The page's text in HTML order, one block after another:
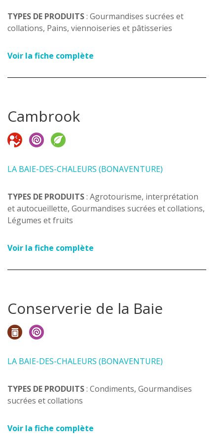
TYPES DE PRODUITS: Gourmandises sucrées et
collations, Pains, viennoiseries et pâtisseries
Voir la fiche complète
Cambrook
LA BAIE-DES-CHALEURS (BONAVENTURE)
TYPES DE PRODUITS: Agrotourisme, interprétation
et autocueillette, Gourmandises sucrées et collations,
Légumes et fruits
Voir la fiche complète
Conserverie de la Baie
LA BAIE-DES-CHALEURS (BONAVENTURE)
TYPES DE PRODUITS: Condiments, Gourmandises
sucrées et collations
Voir la fiche complète